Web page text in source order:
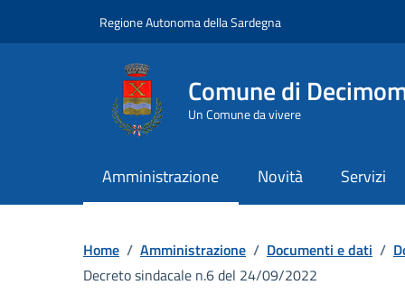
Regione Autonoma della Sardegna
Comune di
Un Comune da vivere
Amministrazione Novità Servizi
Home / Amministrazione / Documenti e dati /
Decreto sindacale n.6 del 24/09/2022